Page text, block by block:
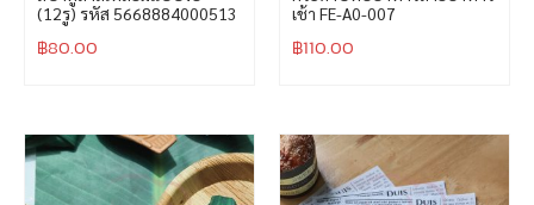
(12รู) รหัส 5668884000513
฿80.00
เช้า FE-A0-007
฿110.00